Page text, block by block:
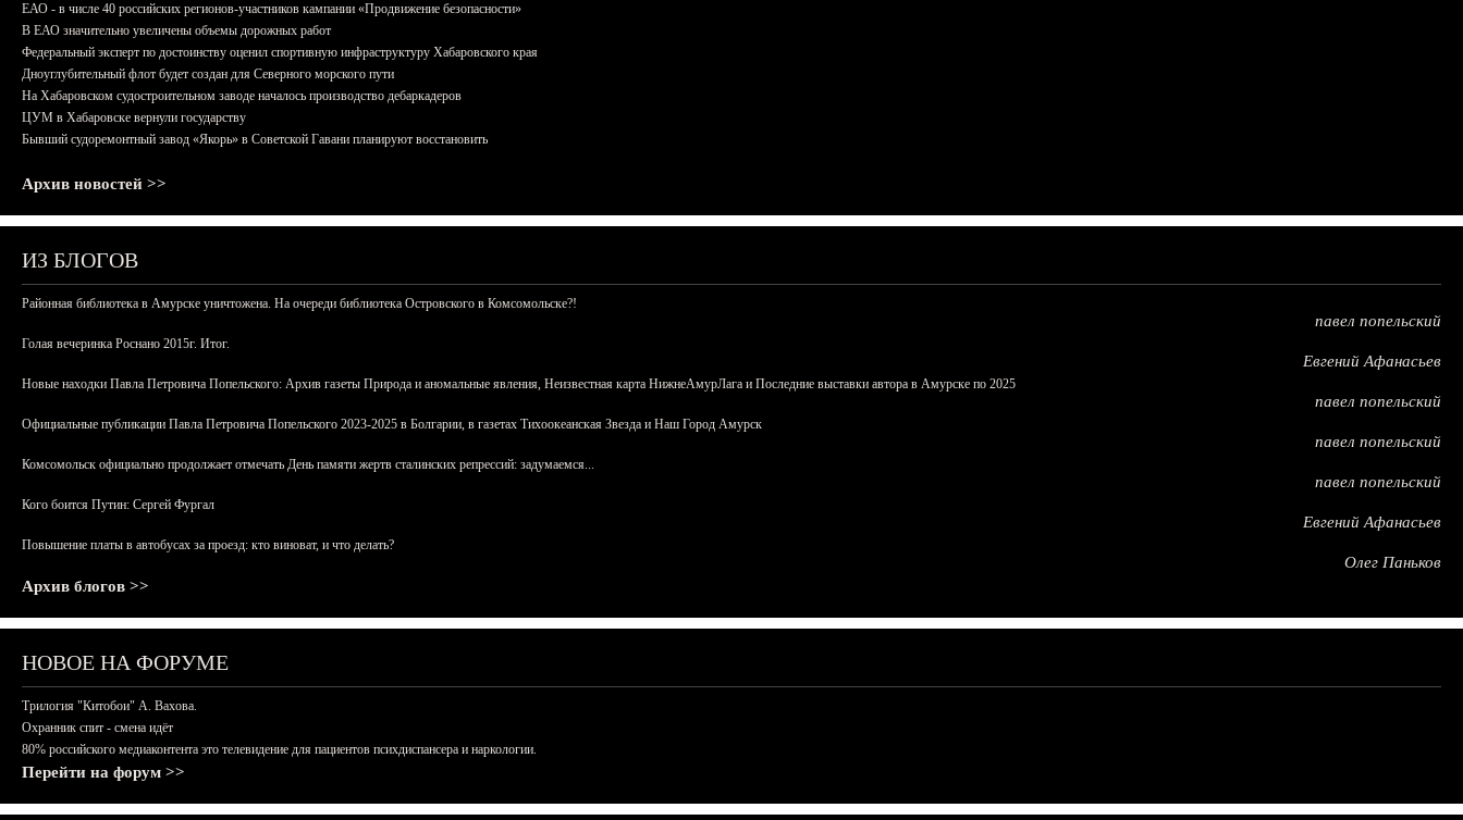
ЕАО - в числе 40 российских регионов-участников кампании «Продвижение безопасности»
В ЕАО значительно увеличены объемы дорожных работ
Федеральный эксперт по достоинству оценил спортивную инфраструктуру Хабаровского края
Дноуглубительный флот будет создан для Северного морского пути
На Хабаровском судостроительном заводе началось производство дебаркадеров
ЦУМ в Хабаровске вернули государству
Бывший судоремонтный завод «Якорь» в Советской Гавани планируют восстановить
Архив новостей >>
ИЗ БЛОГОВ
Районная библиотека в Амурске уничтожена. На очереди библиотека Островского в Комсомольске?!
павел попельский
Голая вечеринка Роснано 2015г. Итог.
Евгений Афанасьев
Новые находки Павла Петровича Попельского: Архив газеты Природа и аномальные явления, Неизвестная карта НижнеАмурЛага и Последние выставки автора в Амурске по 2025
павел попельский
Официальные публикации Павла Петровича Попельского 2023-2025 в Болгарии, в газетах Тихоокеанская Звезда и Наш Город Амурск
павел попельский
Комсомольск официально продолжает отмечать День памяти жертв сталинских репрессий: задумаемся...
павел попельский
Кого боится Путин: Сергей Фургал
Евгений Афанасьев
Повышение платы в автобусах за проезд: кто виноват, и что делать?
Олег Паньков
Архив блогов >>
НОВОЕ НА ФОРУМЕ
Трилогия "Китобои" А. Вахова.
Охранник спит - смена идёт
80% российского медиаконтента это телевидение для пациентов психдиспансера и наркологии.
Перейти на форум >>